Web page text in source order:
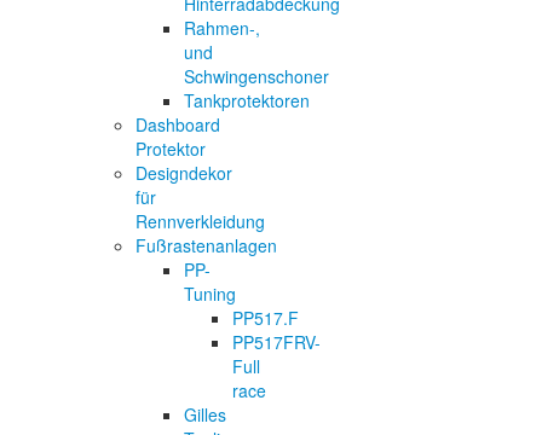
Rahmen-,
und
Schwingenschoner
Tankprotektoren
Dashboard
Protektor
Designdekor
für
Rennverkleidung
Fußrastenanlagen
PP-
Tuning
PP517.F
PP517FRV-
Full
race
Gilles